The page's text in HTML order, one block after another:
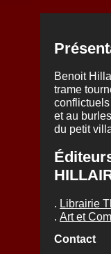
Benoit
trame
et au
du petit
. Librairie
. Art et
Contact